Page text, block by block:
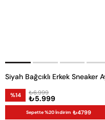
%14 ₺5.999
₺6.999
Sepette %20 İndirim ₺4799